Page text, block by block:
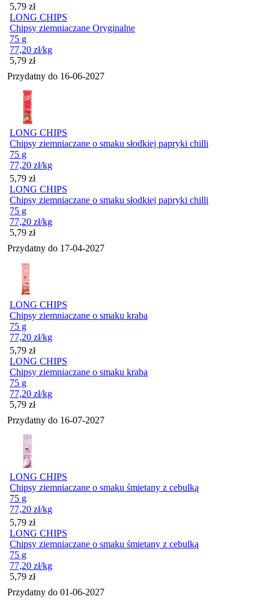
Cena
5,79 zł
LONG CHIPS
Chipsy ziemniaczane Oryginalne
75 g
77,20 zł/kg
Cena
5,79 zł
Przydatny do 16-06-2027
LONG CHIPS
Chipsy ziemniaczane o smaku słodkiej papryki chilli
75 g
77,20 zł/kg
Cena
5,79 zł
LONG CHIPS
Chipsy ziemniaczane o smaku słodkiej papryki chilli
75 g
77,20 zł/kg
Cena
5,79 zł
Przydatny do 17-04-2027
LONG CHIPS
Chipsy ziemniaczane o smaku kraba
75 g
77,20 zł/kg
Cena
5,79 zł
LONG CHIPS
Chipsy ziemniaczane o smaku kraba
75 g
77,20 zł/kg
Cena
5,79 zł
Przydatny do 16-07-2027
LONG CHIPS
Chipsy ziemniaczane o smaku śmietany z cebulką
75 g
77,20 zł/kg
Cena
5,79 zł
LONG CHIPS
Chipsy ziemniaczane o smaku śmietany z cebulką
75 g
77,20 zł/kg
Cena
5,79 zł
Przydatny do 01-06-2027